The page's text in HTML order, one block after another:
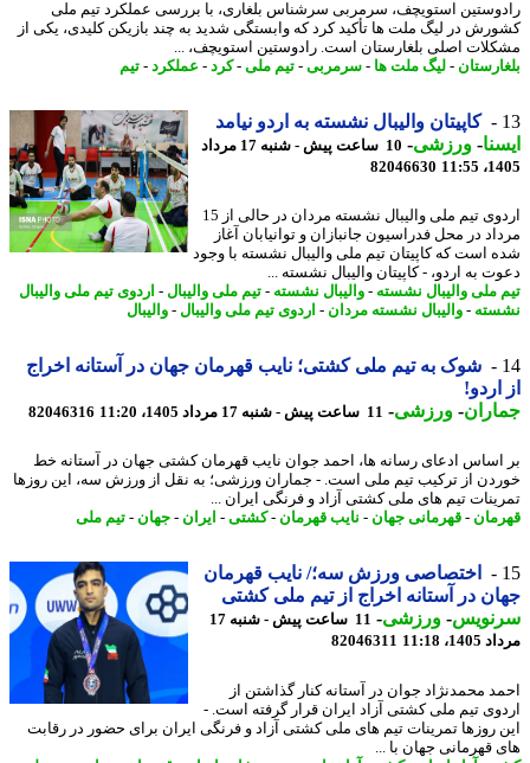
استویچف، سرمربی سرشناس بلغاری، با بررسی عملکرد تیم ملی
در لیگ ملت ها تأکید کرد که وابستگی شدید به چند بازیکن کلیدی، یکی از
اصلی بلغارستان است. رادوستین استویچف، ...
-لیگ ملت ها- سرمربی- تیم ملی -کرد-عملکرد-تیم
کاپیتان والیبال نشسته به اردو نیامد
-ورزشی-
10 ساعت پیش - شنبه 17 مرداد
82046630
اردوی تیم ملی والیبال نشسته مردان در حالی از 15
در محل فدراسیون جانبازان و توانیابان آغاز
است که کاپیتان تیم ملی والیبال نشسته با وجود
به اردو، - کاپیتان والیبال نشسته ...
ملی والیبال نشسته-والیبال نشسته-تیم ملی والیبال-اردوی تیم ملی والیبال
-والیبال نشسته مردان - اردوی تیم ملی والیبال-والیبال
شوک به تیم ملی کشتی؛ نایب قهرمان جهان در آستانه اخراج
- ورزشی-11 ساعت پیش - شنبه 17 مرداد 1405، 11:20 82046316
ادعای رسانه ها، احمد جوان نایب قهرمان کشتی جهان در آستانه خط
از ترکیب تیم ملی است. - جماران ورزشی؛ به نقل از ورزش سه، این روزها
تیم های ملی کشتی آزاد و فرنگی ایران ...
-قهرمانی جهان-نایب قهرمان -کشتی-ایران - جهان-تیم ملی
اختصاصی ورزش سه؛/ نایب قهرمان
در آستانه اخراج از تیم ملی کشتی
-ورزشی-
11 ساعت پیش - شنبه 17
11:18
82046311
محمدنژاد جوان در آستانه کنار گذاشتن از
تیم ملی کشتی آزاد ایران قرار گرفته است. -
روزها تمرینات تیم های ملی کشتی آزاد و فرنگی ایران برای حضور در رقابت
قهرمانی جهان با ...